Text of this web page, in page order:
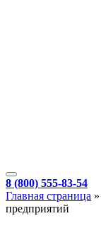
8 (800) 555-83-54
Главная страница »
предприятий